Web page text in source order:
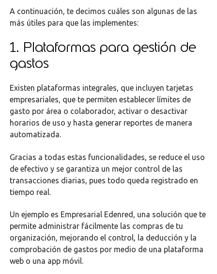
A continuación, te decimos cuáles son algunas de las
más útiles para que las implementes:
1. Plataformas para gestión de
gastos
Existen plataformas integrales, que incluyen tarjetas
empresariales, que te permiten establecer límites de
gasto por área o colaborador, activar o desactivar
horarios de uso y hasta generar reportes de manera
automatizada.
Gracias a todas estas funcionalidades, se reduce el uso
de efectivo y se garantiza un mejor control de las
transacciones diarias, pues todo queda registrado en
tiempo real.
Un ejemplo es Empresarial Edenred, una solución que te
permite administrar fácilmente las compras de tu
organización, mejorando el control, la deducción y la
comprobación de gastos por medio de una plataforma
web o una app móvil.